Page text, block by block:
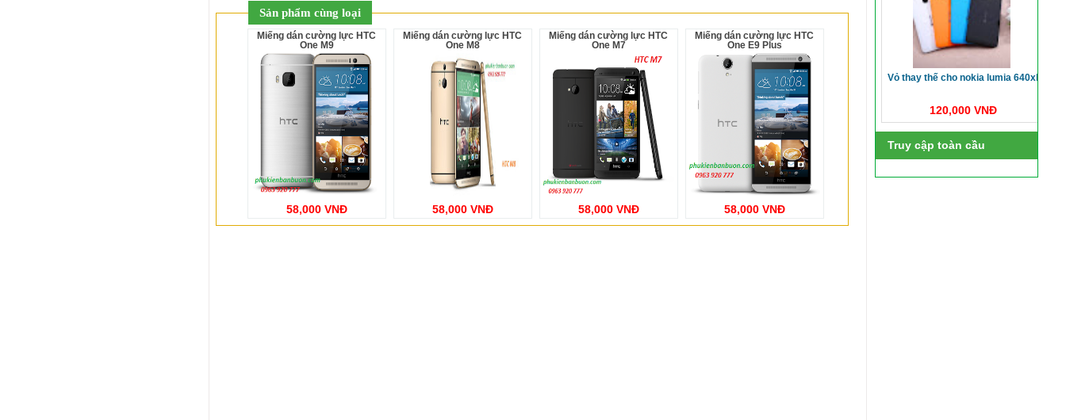
vỏ thay thế cho nokia lumia 640xl
120,000 VNĐ
Truy cập toàn cầu
Sản phẩm cùng loại
Miếng dán cường lực HTC
One M9
58,000 VNĐ
Miếng dán cường lực HTC
One M8
58,000 VNĐ
Miếng dán cường lực HTC
One M7
58,000 VNĐ
Miếng dán cường lực HTC
One E9 Plus
58,000 VNĐ